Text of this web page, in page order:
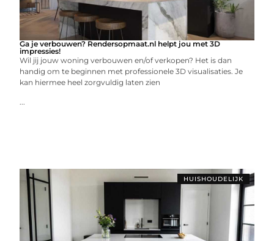
Ga je verbouwen? Rendersopmaat.nl helpt jou met 3D
impressies!
Wil jij jouw woning verbouwen en/of verkopen? Het is dan
handig om te beginnen met professionele 3D visualisaties. Je
kan hiermee heel zorgvuldig laten zien
...
HUISHOUDELIJK